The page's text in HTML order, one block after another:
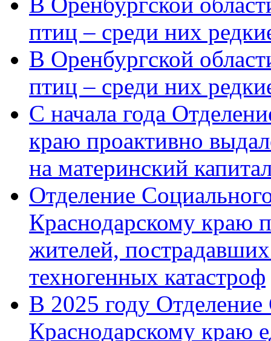
птиц – среди них
В Оренбургской
птиц – среди них
С начала года
краю проактивно
на материнский
Отделение
Краснодарскому краю
жителей,
техногенных катастроф
В 2025 году
Краснодарскому краю